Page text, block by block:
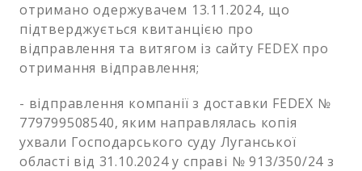
отримано одержувачем 13.11.2024, що
підтверджується квитанцією про
відправлення та витягом із сайту FEDEX про
отримання відправлення;
- відправлення компанії з доставки FEDEX №
779799508540, яким направлялась копія
ухвали Господарського суду Луганської
області від 31.10.2024 у справі № 913/350/24 з